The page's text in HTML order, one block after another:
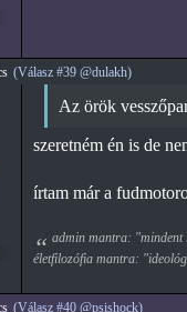
(Válasz #39 @dulakh)
Az örök
szeretném én is de
írtam már a
admin mantra: "mindent
életfilozófia mantra:
(Válasz #40 @psishock)